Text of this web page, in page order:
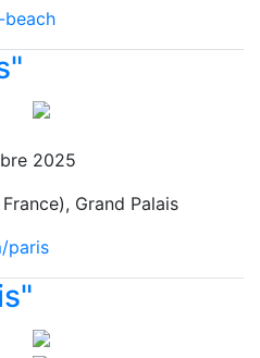
2025
Grand Palais
paris